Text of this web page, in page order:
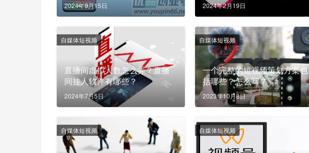
2024年9月15日 2024年2月19日
直播间虚拟人数怎么弄？直播
间挂人软件有哪些？
2024年7月5日
自媒体短视频
一个完整的短视频策划方案包
括哪些？怎么写？
2023年10月8日
自媒体短视频
自媒体短视频 自媒体短视频